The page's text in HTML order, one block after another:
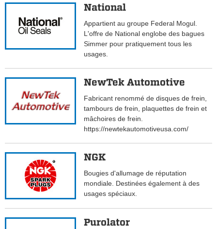
National
Appartient au groupe Federal Mogul.
L'offre de National englobe des bagues
Simmer pour pratiquement tous les
usages.
NewTek Automotive
Fabricant renommé de disques de frein,
tambours de frein, plaquettes de frein et
mâchoires de frein.
https://newtekautomotiveusa.com/
NGK
Bougies d'allumage de réputation
mondiale. Destinées également à des
usages spéciaux.
Purolator